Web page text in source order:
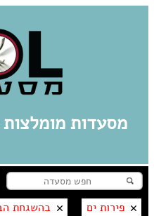
מסעדות מומלצות
פירות ים
בהשגחת